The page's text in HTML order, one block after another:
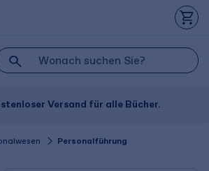
Versand für alle Bücher.
Personalführung